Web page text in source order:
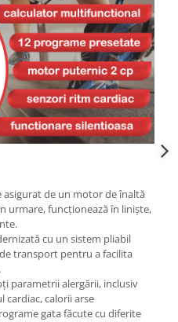
asigurat de un motor de înaltă
urmare, funcționează în liniște,
cu un sistem pliabil
transport pentru a facilita
parametrii alergării, inclusiv
calorii arse
gata făcute cu diferite